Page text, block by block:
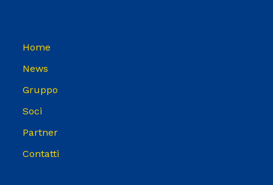
Home
News
Gruppo
Soci
Partner
Contatti